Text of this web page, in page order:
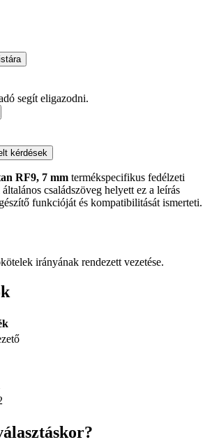
segít eligazodni.
kérdések
RF9, 7 mm termékspecifikus fedélzeti
családszöveg helyett ez a leírás
funkcióját és kompatibilitását ismerteti.
irányának rendezett vezetése.